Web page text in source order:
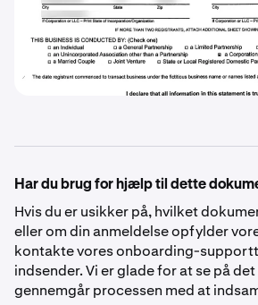
Har du brug for hjælp til dette
Hvis du er usikker på, hvilket
eller om din anmeldelse opfylder
kontakte vores onboarding-
indsender. Vi er glade for at se på
gennemgår processen med at